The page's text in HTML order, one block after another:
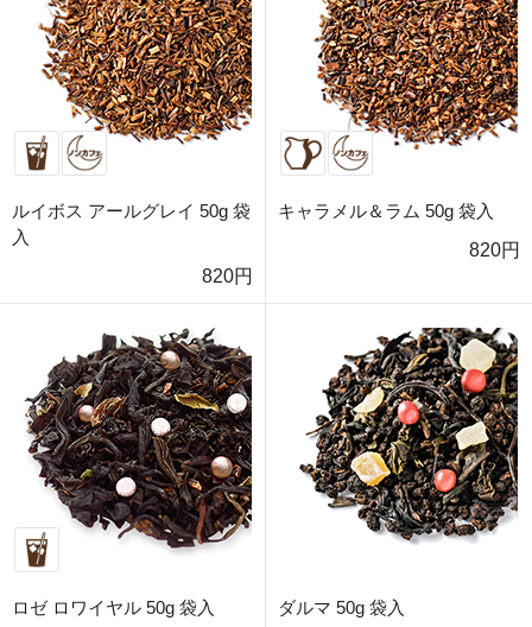
ルイボス アールグレイ 50g 袋
入
820円
キャラメル＆ラム 50g 袋入
820円
ロゼ ロワイヤル 50g 袋入
ダルマ 50g 袋入